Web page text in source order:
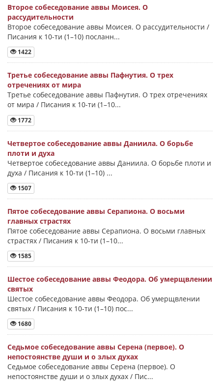
Второе собеседование аввы Моисея. О
рассудительности
Второе собеседование аввы Моисея. О рассудительности /
Писания к 10-ти (1–10) посланн...
1422
Третье собеседование аввы Пафнутия. О трех
отречениях от мира
Третье собеседование аввы Пафнутия. О трех отречениях
от мира / Писания к 10-ти (1–10...
1772
Четвертое собеседование аввы Даниила. О борьбе
плоти и духа
Четвертое собеседование аввы Даниила. О борьбе плоти и
духа / Писания к 10-ти (1–10) ...
1507
Пятое собеседование аввы Серапиона. О восьми
главных страстях
Пятое собеседование аввы Серапиона. О восьми главных
страстях / Писания к 10-ти (1–10...
1585
Шестое собеседование аввы Феодора. Об умерщвлении
святых
Шестое собеседование аввы Феодора. Об умерщвлении
святых / Писания к 10-ти (1–10) пос...
1680
Седьмое собеседование аввы Серена (первое). О
непостоянстве души и о злых духах
Седьмое собеседование аввы Серена (первое). О
непостоянстве души и о злых духах / Пис...